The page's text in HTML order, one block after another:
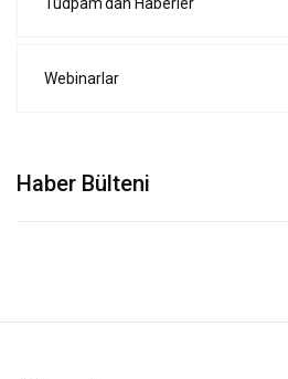
Tudpam'dan Haberler
Webinarlar
Haber Bülteni